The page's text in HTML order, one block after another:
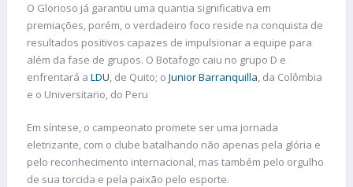
O Glorioso já garantiu uma quantia significativa em
premiações, porém, o verdadeiro foco reside na conquista de
resultados positivos capazes de impulsionar a equipe para
além da fase de grupos. O Botafogo caiu no grupo D e
enfrentará a LDU, de Quito; o Junior Barranquilla, da Colômbia
e o Universitario, do Peru
Em síntese, o campeonato promete ser uma jornada
eletrizante, com o clube batalhando não apenas pela glória e
pelo reconhecimento internacional, mas também pelo orgulho
de sua torcida e pela paixão pelo esporte.